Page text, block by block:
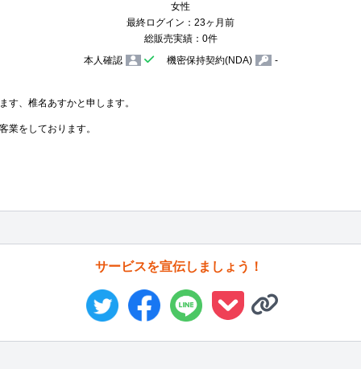
女性
最終ログイン：23ヶ月前
総販売実績：0件
本人確認
機密保持契約(NDA) -
す、椎名あすかと申します。
業をしております。
サービスを宣伝しましょう！